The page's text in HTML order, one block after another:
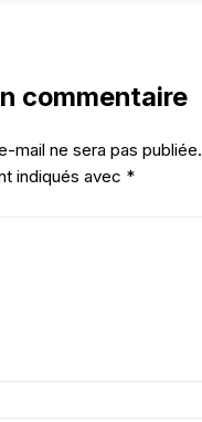
commentaire
mail ne sera pas publiée.
indiqués avec *